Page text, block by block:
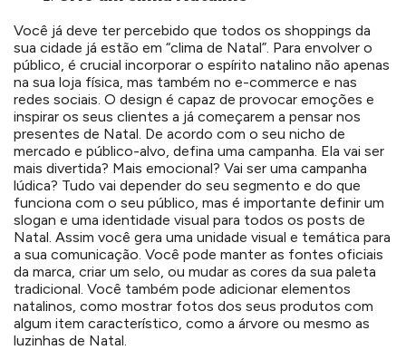
Você já deve ter percebido que todos os shoppings da
sua cidade já estão em “clima de Natal”. Para envolver o
público, é crucial incorporar o espírito natalino não apenas
na sua loja física, mas também no e-commerce e nas
redes sociais. O design é capaz de provocar emoções e
inspirar os seus clientes a já começarem a pensar nos
presentes de Natal. De acordo com o seu nicho de
mercado e público-alvo, defina uma campanha. Ela vai ser
mais divertida? Mais emocional? Vai ser uma campanha
lúdica? Tudo vai depender do seu segmento e do que
funciona com o seu público, mas é importante definir um
slogan e uma identidade visual para todos os posts de
Natal. Assim você gera uma unidade visual e temática para
a sua comunicação. Você pode manter as fontes oficiais
da marca, criar um selo, ou mudar as cores da sua paleta
tradicional. Você também pode adicionar elementos
natalinos, como mostrar fotos dos seus produtos com
algum item característico, como a árvore ou mesmo as
luzinhas de Natal.